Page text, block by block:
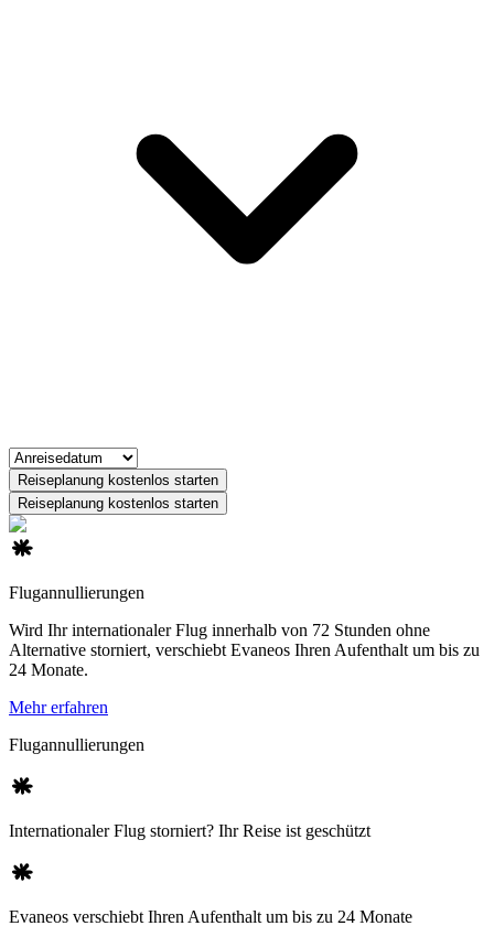
Reiseplanung kostenlos starten
Reiseplanung kostenlos starten
Flugannullierungen
Wird Ihr internationaler Flug innerhalb von 72 Stunden ohne
Alternative storniert, verschiebt Evaneos Ihren Aufenthalt um bis zu
24 Monate.
Mehr erfahren
Flugannullierungen
Internationaler Flug storniert? Ihr Reise ist geschützt
Evaneos verschiebt Ihren Aufenthalt um bis zu 24 Monate